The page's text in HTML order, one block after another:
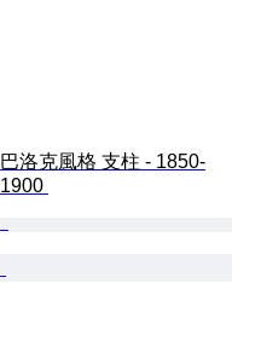
巴洛克風格 支柱 - 1850-
1900